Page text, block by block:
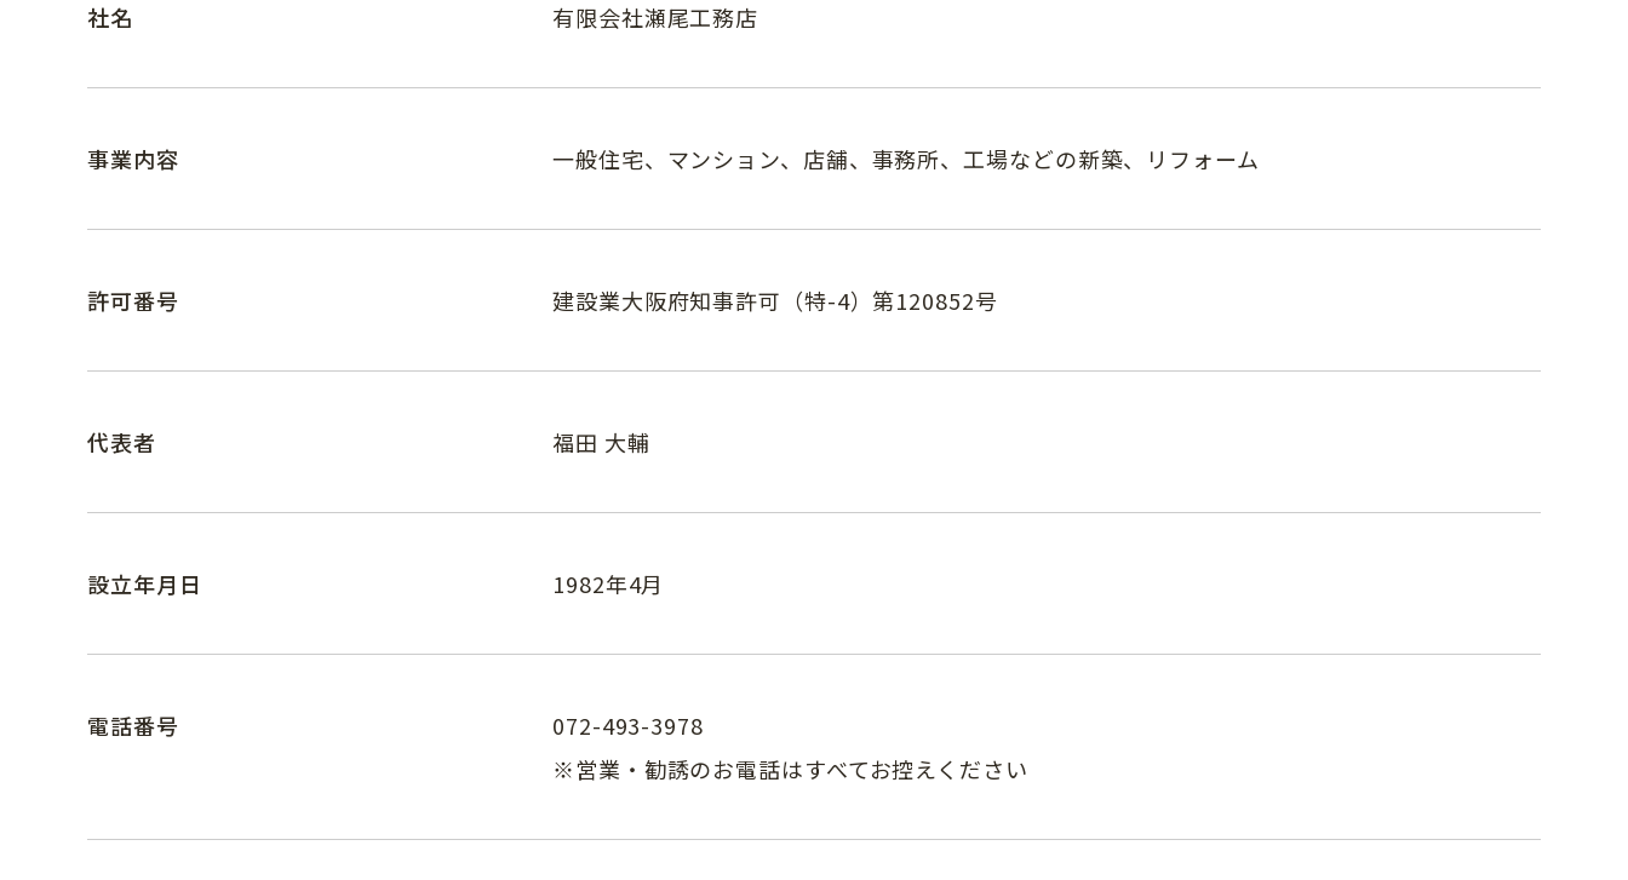
社名 有限会社瀬尾工務店
事業内容 一般住宅、マンション、店舗、事務所、工場などの新築、リフォーム
許可番号 建設業大阪府知事許可（特-4）第120852号
代表者 福田 大輔
設立年月日 1982年4月
電話番号
072-493-3978
※営業・勧誘のお電話はすべてお控えください